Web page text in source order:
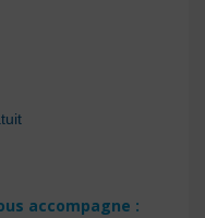
accompagne :